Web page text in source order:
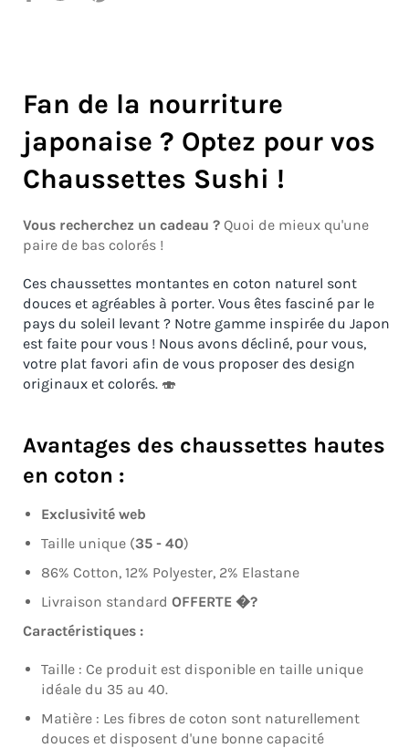
Fan de la nourriture
japonaise ? Optez pour vos
Chaussettes Sushi !
Vous recherchez un cadeau ? Quoi de mieux qu'une
paire de bas colorés !
Ces chaussettes montantes en coton naturel sont
douces et agréables à porter. Vous êtes fasciné par le
pays du soleil levant ? Notre gamme inspirée du Japon
est faite pour vous ! Nous avons décliné, pour vous,
votre plat favori afin de vous proposer des design
originaux et colorés. 🍣
Avantages des chaussettes hautes
en coton :
Exclusivité web
Taille unique (35 - 40)
86% Cotton, 12% Polyester, 2% Elastane
Livraison standard OFFERTE �?
Caractéristiques :
Taille : Ce produit est disponible en taille unique
idéale du 35 au 40.
Matière : Les fibres de coton sont naturellement
douces et disposent d'une bonne capacité